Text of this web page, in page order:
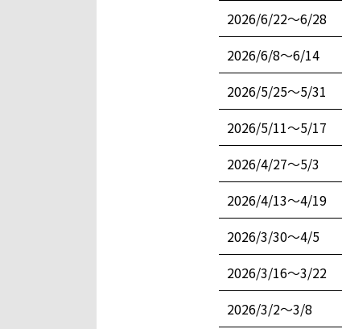
2026/6/22〜6/28
2026/6/8〜6/14
2026/5/25〜5/31
2026/5/11〜5/17
2026/4/27〜5/3
2026/4/13〜4/19
2026/3/30〜4/5
2026/3/16〜3/22
2026/3/2〜3/8